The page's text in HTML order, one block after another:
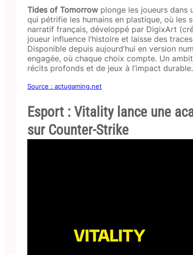
Tides of Tomorrow plonge les joueurs dans
qui pétrifie les humains en plastique, où les
narratif français, développé par DigixArt
joueur influence l’histoire et laisse des
Disponible depuis aujourd’hui en version
engagée, où chaque choix compte. Un
récits profonds et de jeux à l’impact durable.
Source : actugaming.net
Esport : Vitality lance une
sur Counter-Strike